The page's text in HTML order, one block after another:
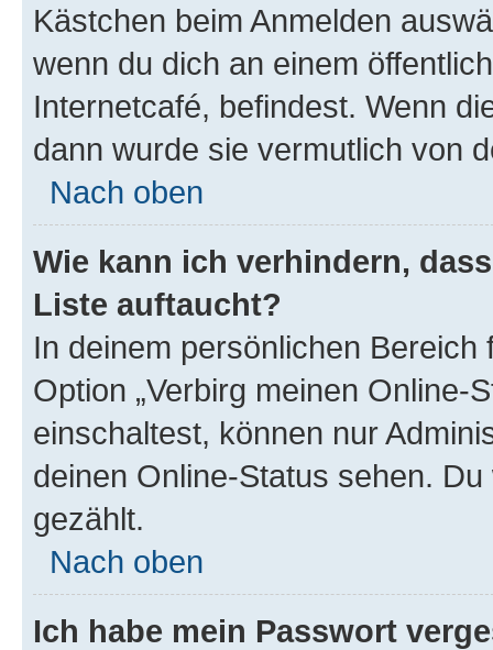
Kästchen beim Anmelden
wenn du dich an einem
Internetcafé, befindest. Wenn
dann wurde sie vermutlich von
Nach oben
Wie kann ich verhindern,
Liste auftaucht?
In deinem persönlichen
Option „Verbirg meinen Online-
einschaltest, können nur
deinen Online-Status sehen.
gezählt.
Nach oben
Ich habe mein Passwort